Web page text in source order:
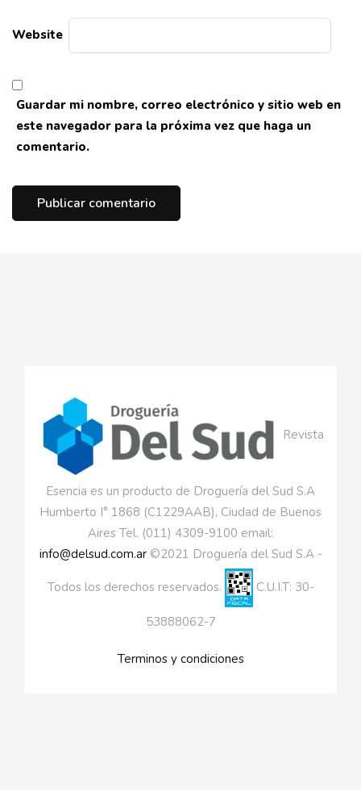
Website
Guardar mi nombre, correo electrónico y sitio web en
este navegador para la próxima vez que haga un
comentario.
Revista
Esencia es un producto de Droguería del Sud S.A
Humberto I° 1868 (C1229AAB), Ciudad de Buenos
Aires Tel. (011) 4309-9100 email:
info@delsud.com.ar©2021 Droguería del Sud S.A -
Todos los derechos reservados. C.U.I.T: 30-
53888062-7
Terminos y condiciones